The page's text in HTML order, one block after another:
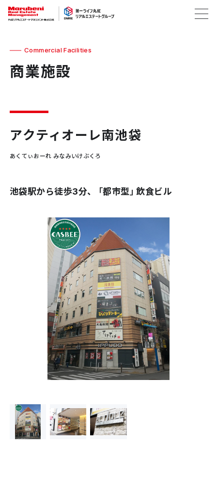
Commercial Facilities
商業施設
アクティオーレ南池袋
あくてぃおーれ みなみいけぶくろ
池袋駅から徒歩3分、「都市型」飲食ビル